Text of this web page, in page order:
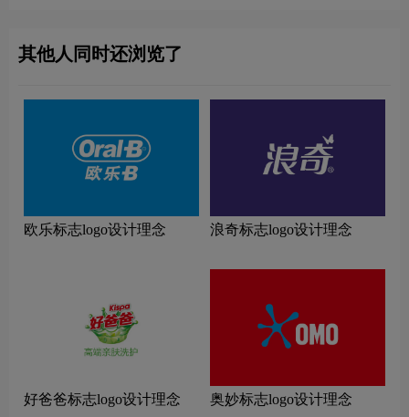
其他人同时还浏览了
欧乐标志logo设计理念 浪奇标志logo设计理念
好爸爸标志logo设计理念 奥妙标志logo设计理念